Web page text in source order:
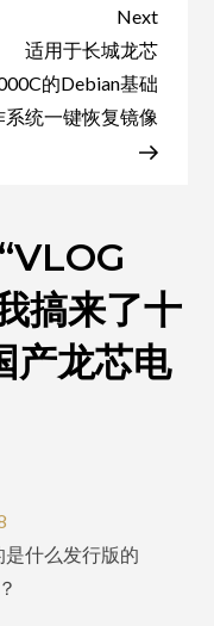
Next
Post
Next
适用于长城龙芯
的Debian基础
系统一键恢复镜像
VLOG
搞来了十
产龙芯电
什么发行版的